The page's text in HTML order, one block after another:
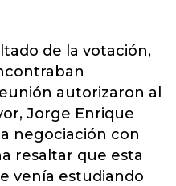
de la votación,
autorizaron al
Jorge Enrique
negociación con
resaltar que esta
venía estudiando